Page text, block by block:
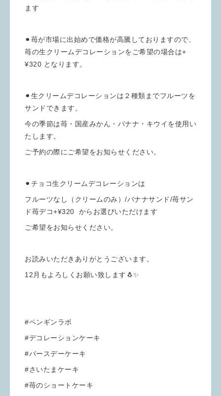
ます
⚫︎苺が市場に出始めで価格が高騰しておりますので、
苺の生クリームデコレーションをご希望の場合は+
¥320 となります。
⚫︎生クリームデコレーションは２種類までフルーツを
サンドできます。
今の季節は苺・国産みかん・バナナ・キウイを使用い
たします。
ご予約の際にご希望をお知らせください。
⚫︎チョコ生クリームデコレーションは
フルーツなし（クリームのみ）/バナナサンド/苺サン
ド苺デコ+¥320 からお選びいただけます
ご希望をお知らせください。
お読みいただきありがとうございます。
12月もよろしくお願い致します🐧✨
#ペンギンラボ
#デコレーションケーキ
#バースデーケーキ
#さいたまケーキ
#苺のショートケーキ